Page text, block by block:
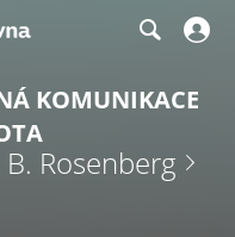
KOMUNIKACE
Rosenberg